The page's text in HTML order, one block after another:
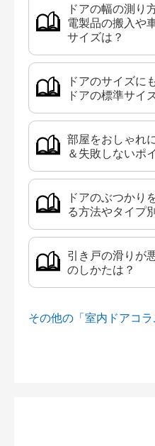
ドアの幅の測
電製品の搬入や
サイズは？
ドアのサイズに
ドアの標準サイ
部屋をおしゃれ
＆失敗しないポ
ドアのぶつか
る方法やタイプ
引き戸の滑りが
のしかたは？
その他の「室内ドアコ